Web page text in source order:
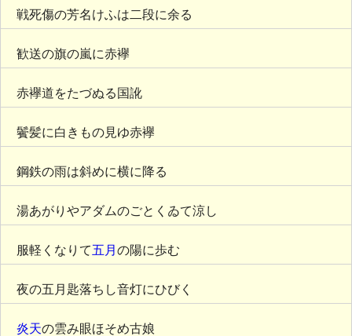
戦死傷の芳名けふは二段に余る
歓送の旗の嵐に赤襷
赤襷道をたづぬる国訛
鬢髪に白きもの見ゆ赤襷
鋼鉄の雨は斜めに横に降る
湯あがりやアダムのごとくゐて涼し
服軽くなりて五月 の陽に歩む
夜の五月匙落ちし音灯にひびく
炎天の雲み眼ほそめ古娘